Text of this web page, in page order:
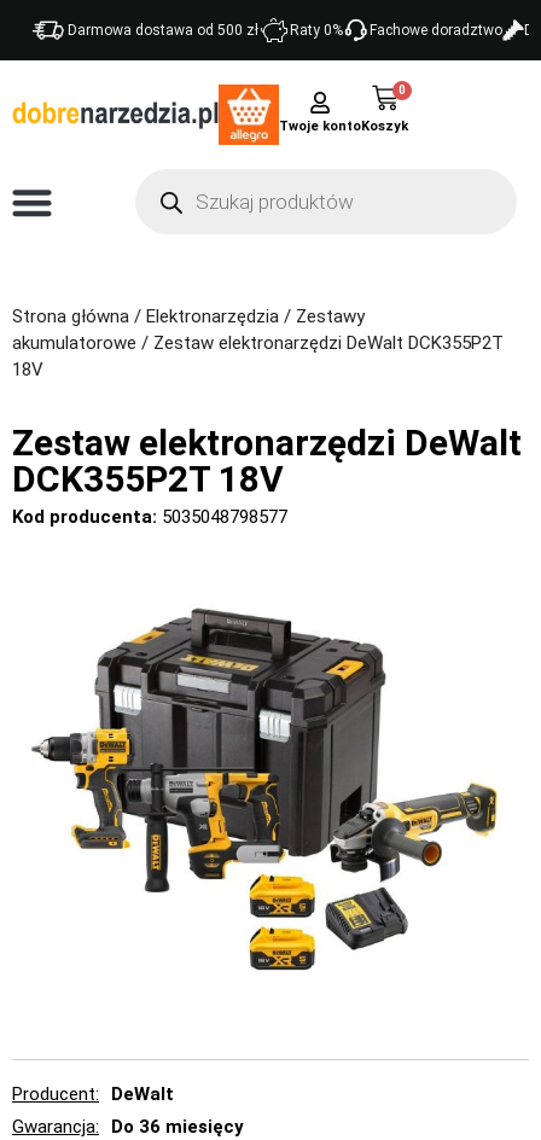
Darmowa dostawa od 500 zł Raty 0% Fachowe doradztwo
Twoje konto
0
Strona główna / Elektronarzędzia / Zestawy
akumulatorowe / Zestaw elektronarzędzi DeWalt DCK355P2T
18V
Zestaw elektronarzędzi DeWalt
DCK355P2T 18V
Kod producenta: 5035048798577
Producent
DeWalt
Gwarancja
Do 36 miesięcy